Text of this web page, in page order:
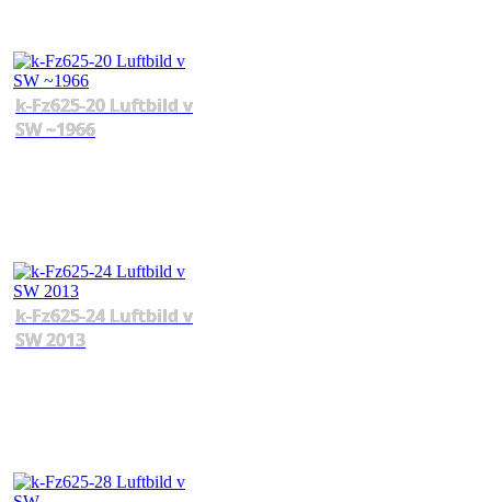
k-Fz625-20 Luftbild v
SW ~1966
k-Fz625-24 Luftbild v
SW 2013